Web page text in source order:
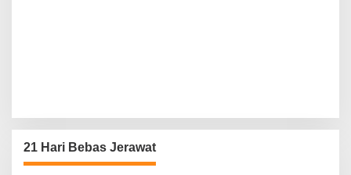
21 Hari Bebas Jerawat